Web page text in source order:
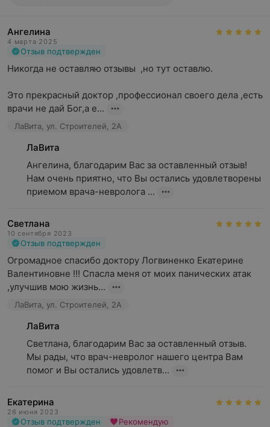
Ангелина
4 марта 2025
Отзыв подтвержден
Никогда не оставляю отзывы  ,но тут оставлю.
Это прекрасный доктор ,профессионал своего дела ,есть
врачи не дай Бог,а е...
ЛаВита, ул. Строителей, 2А
ЛаВита
Ангелина, благодарим Вас за оставленный отзыв!
Нам очень приятно, что Вы остались удовлетворены
приемом врача-невролога ...
Светлана
10 сентября 2023
Отзыв подтвержден
Огромадное спасибо доктору Логвиненко Екатерине
Валентиновне !!! Спасла меня от моих панических атак
,улучшив мою жизнь...
ЛаВита, ул. Строителей, 2А
ЛаВита
Светлана, благодарим Вас за оставленный отзыв.
Мы рады, что врач-невролог нашего центра Вам
помог и Вы остались удовлетв...
Екатерина
26 июня 2023
Отзыв подтвержден Рекомендую